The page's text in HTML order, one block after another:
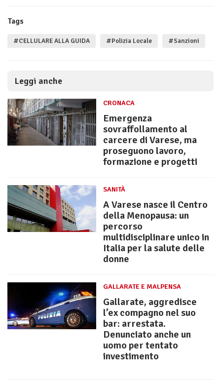
Tags
#CELLULARE ALLA GUIDA #Polizia Locale #Sanzioni
Leggi anche
CRONACA
Emergenza
sovraffollamento al
carcere di Varese, ma
proseguono lavoro,
formazione e progetti
SANITÀ
A Varese nasce il Centro
della Menopausa: un
percorso
multidisciplinare unico in
Italia per la salute delle
donne
GALLARATE E MALPENSA
Gallarate, aggredisce
l’ex compagno nel suo
bar: arrestata.
Denunciato anche un
uomo per tentato
investimento